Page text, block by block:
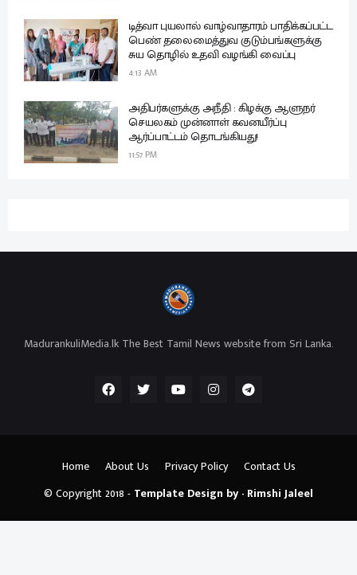
டித்வா புயலால் வாழ்வாதாரம் பாதிக்கப்பட்ட
பெண் தலைமைத்துவ குடும்பங்களுக்கு
சுய தொழில் உதவி வழங்கி வைப்பு
4:13 AM
அதிபர்களுக்கு அநீதி : கிழக்கு ஆளுநர்
செயலகம் முன்னாள் கவனயீர்ப்பு
ஆர்ப்பாட்டம் தொடங்கியது!
11:57 PM
MadurankuliMedia.lk The Best Tamil News website from Sri Lanka.
© Copyright 2018 - Template Design by - Rimshi Jaleel
Home About Us Privacy Policy Contact Us